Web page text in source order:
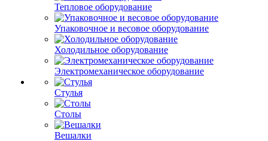
Тепловое оборудование
Упаковочное и весовое оборудование
Холодильное оборудование
Электромеханическое оборудование
Стулья
Столы
Вешалки